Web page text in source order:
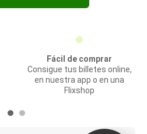
Fácil de comprar
Consigue tus billetes online,
en nuestra app o en una
Flixshop